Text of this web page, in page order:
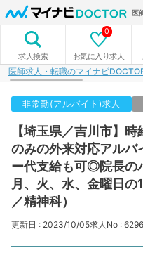
医
求人検索 お気に入り求人
0
医師求人・転職のマイナビ
非常勤(アルバイト)求人
【埼玉県／吉川市】
のみの外来対応アル
ー代支給も可◎院長の
月、火、水、金曜日
／精神科）
更新日 : 2023/10/05求人No :